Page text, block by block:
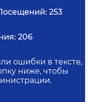
253
206
ошибки в тексте,
ниже, чтобы